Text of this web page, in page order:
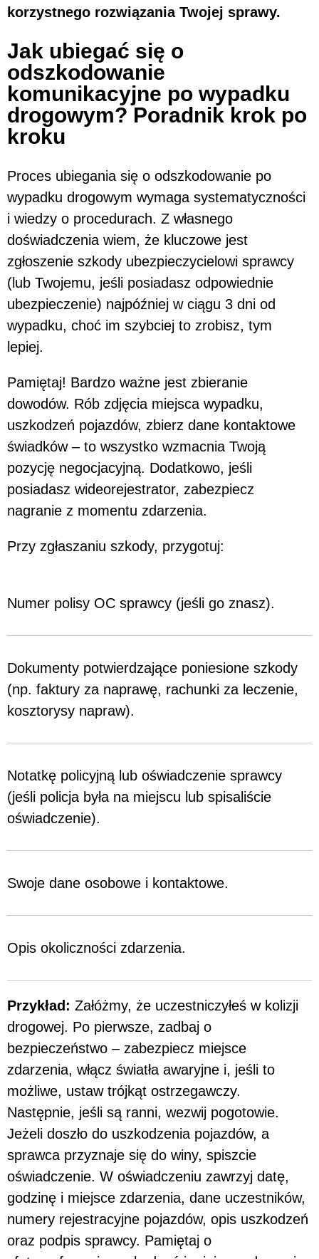
korzystnego rozwiązania Twojej sprawy.
Jak ubiegać się o
odszkodowanie
komunikacyjne po wypadku
drogowym? Poradnik krok po
kroku
Proces ubiegania się o odszkodowanie po
wypadku drogowym wymaga systematyczności
i wiedzy o procedurach. Z własnego
doświadczenia wiem, że kluczowe jest
zgłoszenie szkody ubezpieczycielowi sprawcy
(lub Twojemu, jeśli posiadasz odpowiednie
ubezpieczenie) najpóźniej w ciągu 3 dni od
wypadku, choć im szybciej to zrobisz, tym
lepiej.
Pamiętaj! Bardzo ważne jest zbieranie
dowodów. Rób zdjęcia miejsca wypadku,
uszkodzeń pojazdów, zbierz dane kontaktowe
świadków – to wszystko wzmacnia Twoją
pozycję negocjacyjną. Dodatkowo, jeśli
posiadasz wideorejestrator, zabezpiecz
nagranie z momentu zdarzenia.
Przy zgłaszaniu szkody, przygotuj:
Numer polisy OC sprawcy (jeśli go znasz).
Dokumenty potwierdzające poniesione szkody
(np. faktury za naprawę, rachunki za leczenie,
kosztorysy napraw).
Notatkę policyjną lub oświadczenie sprawcy
(jeśli policja była na miejscu lub spisaliście
oświadczenie).
Swoje dane osobowe i kontaktowe.
Opis okoliczności zdarzenia.
Przykład: Załóżmy, że uczestniczyłeś w kolizji
drogowej. Po pierwsze, zadbaj o
bezpieczeństwo – zabezpiecz miejsce
zdarzenia, włącz światła awaryjne i, jeśli to
możliwe, ustaw trójkąt ostrzegawczy.
Następnie, jeśli są ranni, wezwij pogotowie.
Jeżeli doszło do uszkodzenia pojazdów, a
sprawca przyznaje się do winy, spiszcie
oświadczenie. W oświadczeniu zawrzyj datę,
godzinę i miejsce zdarzenia, dane uczestników,
numery rejestracyjne pojazdów, opis uszkodzeń
oraz podpis sprawcy. Pamiętaj o